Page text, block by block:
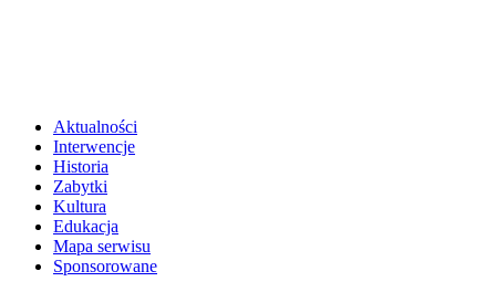
Aktualności
Interwencje
Historia
Zabytki
Kultura
Edukacja
Mapa serwisu
Sponsorowane